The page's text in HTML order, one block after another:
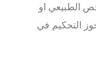
الطبيعي او
التحكيم في